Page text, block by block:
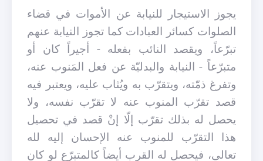
يجوز الاستيجار للنيابة عن الأموات في قضاء
الصلوات كسائر العبادات كما تجوز النيابة عنهم
تبرّعاً، ويقصد النائب بفعله - أجيراً كان أو
متبرّعاً - النيابة والبدليّة عن فعل المَنوب عنه،
وتفرغ ذمّته، ويتقرّب به ويُثاب عليه، ويعتبر فيه
قصد تقرّب المنوب عنه لا تقرّب نفسه، ولا
يحصل له بذلك تقرّب إلّا إنْ قصد في تحصيل
هذا التقرّب للمنوب عنه الإحسان إليه لله
تعالى، فيحصل له القرب أيضاً كالمتبرّع لو كان